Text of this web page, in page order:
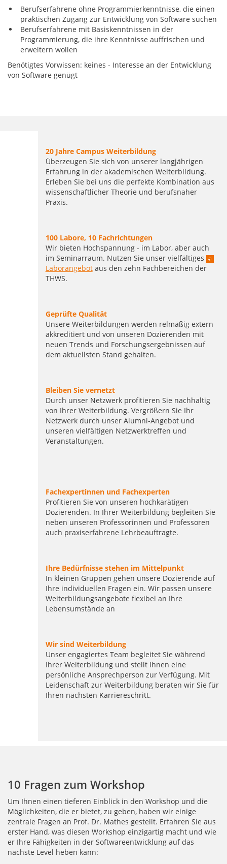
Berufserfahrene ohne Programmierkenntnisse, die einen
praktischen Zugang zur Entwicklung von Software suchen
Berufserfahrene mit Basiskenntnissen in der
Programmierung, die ihre Kenntnisse auffrischen und
erweitern wollen
Benötigtes Vorwissen: keines - Interesse an der Entwicklung
von Software genügt
20 Jahre Campus Weiterbildung
Überzeugen Sie sich von unserer langjährigen
Erfahrung in der akademischen Weiterbildung.
Erleben Sie bei uns die perfekte Kombination aus
wissenschaftlicher Theorie und berufsnaher
Praxis.
100 Labore, 10 Fachrichtungen
Wir bieten Hochspannung - im Labor, aber auch
im Seminarraum. Nutzen Sie unser vielfältiges
Laborangebotaus den zehn Fachbereichen der
THWS.
Geprüfte Qualität
Unsere Weiterbildungen werden relmäßig extern
akkreditiert und von unseren Dozierenden mit
neuen Trends und Forschungsergebnissen auf
dem aktuellsten Stand gehalten.
Bleiben Sie vernetzt
Durch unser Netzwerk profitieren Sie nachhaltig
von Ihrer Weiterbildung. Vergrößern Sie Ihr
Netzwerk durch unser Alumni-Angebot und
unseren vielfältigen Netzwerktreffen und
Veranstaltungen.
Fachexpertinnen und Fachexperten
Profitieren Sie von unseren hochkarätigen
Dozierenden. In Ihrer Weiterbildung begleiten Sie
neben unseren Professorinnen und Professoren
auch praxiserfahrene Lehrbeauftragte.
Ihre Bedürfnisse stehen im Mittelpunkt
In kleinen Gruppen gehen unsere Dozierende auf
Ihre individuellen Fragen ein. Wir passen unsere
Weiterbildungsangebote flexibel an Ihre
Lebensumstände an
Wir sind Weiterbildung
Unser engagiertes Team begleitet Sie während
Ihrer Weiterbildung und stellt Ihnen eine
persönliche Ansprechperson zur Verfügung. Mit
Leidenschaft zur Weiterbildung beraten wir Sie für
Ihren nächsten Karriereschritt.
10 Fragen zum Workshop
Um Ihnen einen tieferen Einblick in den Workshop und die
Möglichkeiten, die er bietet, zu geben, haben wir einige
zentrale Fragen an Prof. Dr. Mathes gestellt. Erfahren Sie aus
erster Hand, was diesen Workshop einzigartig macht und wie
er Ihre Fähigkeiten in der Softwareentwicklung auf das
nächste Level heben kann: